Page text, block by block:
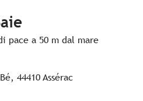
pace a 50 m dal mare
44410 Assérac